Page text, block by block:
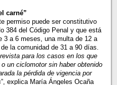
carné”
permiso puede ser constitutivo
384 del Código Penal y que está
3 a 6 meses, una multa de 12 a
la comunidad de 31 a 90 días.
para los casos en los que
un ciclomotor sin haber obtenido
la pérdida de vigencia por
”, explica María Ángeles Ocaña